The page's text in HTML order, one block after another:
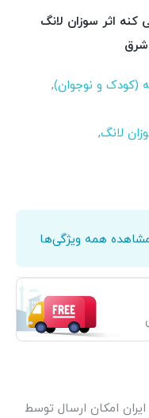
کنه اثر سوزان لانگ
شرق
(کودک و نوجوان),
لانگ,
همه ویژگی‌ها
امکان ارسال توسط